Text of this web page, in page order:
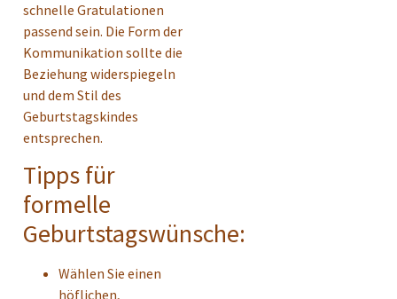
schnelle Gratulationen
passend sein. Die Form der
Kommunikation sollte die
Beziehung widerspiegeln
und dem Stil des
Geburtstagskindes
entsprechen.
Tipps für
formelle
Geburtstagswünsche:
Wählen Sie einen
höflichen,